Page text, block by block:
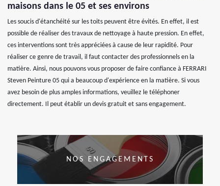
maisons dans le 05 et ses environs
Les soucis d'étanchéité sur les toits peuvent être évités. En effet, il est
possible de réaliser des travaux de nettoyage à haute pression. En effet,
ces interventions sont très appréciées à cause de leur rapidité. Pour
réaliser ce genre de travail, il faut contacter des professionnels en la
matière. Ainsi, nous pouvons vous proposer de faire confiance à FERRARI
Steven Peinture 05 qui a beaucoup d'expérience en la matière. Si vous
avez besoin de plus amples informations, veuillez le téléphoner
directement. Il peut établir un devis gratuit et sans engagement.
NOS ENGAGEMENTS